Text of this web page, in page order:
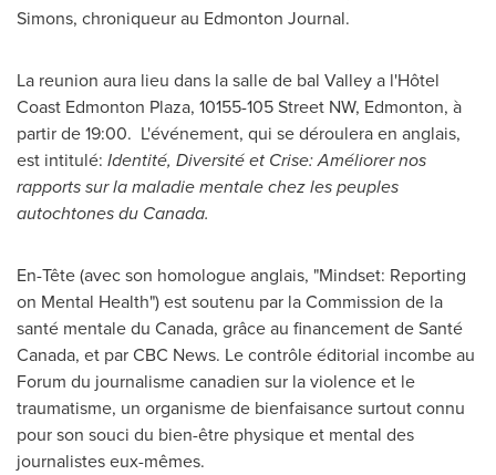
Simons, chroniqueur au Edmonton Journal.
La reunion aura lieu dans la salle de bal Valley a l'Hôtel
Coast Edmonton Plaza, 10155-105 Street NW, Edmonton, à
partir de 19:00. L'événement, qui se déroulera en anglais,
est intitulé: Identité, Diversité et Crise: Améliorer nos
rapports sur la maladie mentale chez les peuples
autochtones du Canada.
En-Tête (avec son homologue anglais, "Mindset: Reporting
on Mental Health") est soutenu par la Commission de la
santé mentale du Canada, grâce au financement de Santé
Canada, et par CBC News. Le contrôle éditorial incombe au
Forum du journalisme canadien sur la violence et le
traumatisme, un organisme de bienfaisance surtout connu
pour son souci du bien-être physique et mental des
journalistes eux-mêmes.